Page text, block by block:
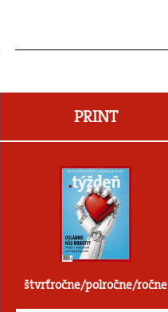
PRINT
štvrťročne/polročne/ročne